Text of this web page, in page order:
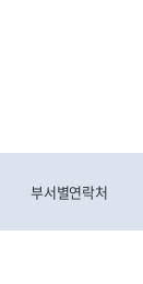
부서별연락처